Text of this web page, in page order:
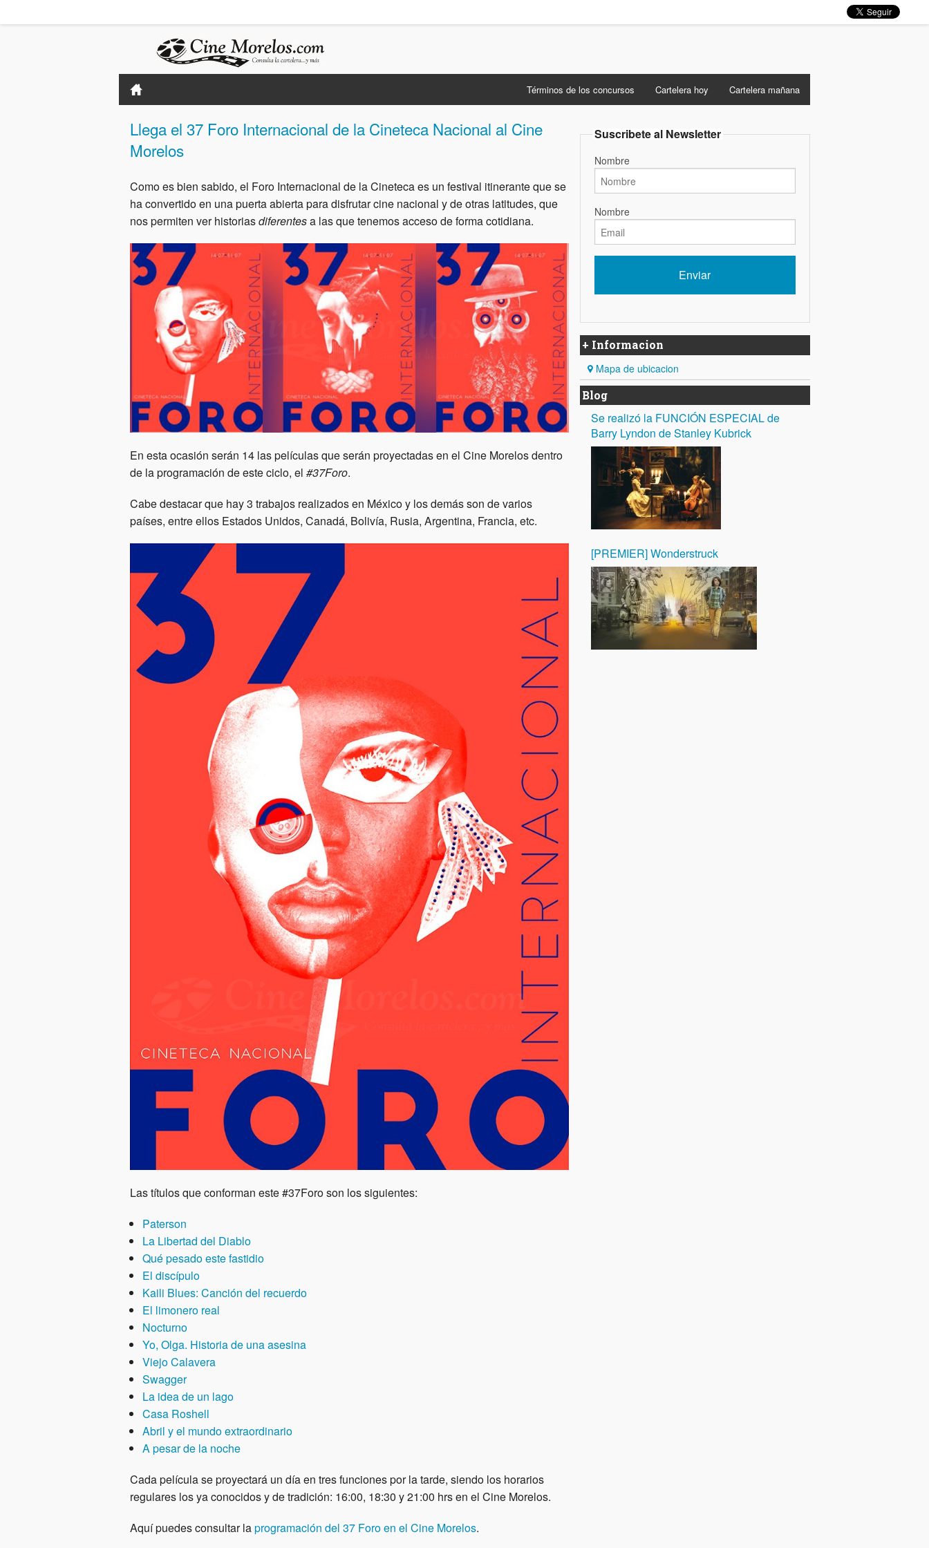
Términos de los concursos Cartelera hoy Cartelera mañana
Llega el 37 Foro Internacional de la Cineteca Nacional al Cine
Morelos
Como es bien sabido, el Foro Internacional de la Cineteca es un festival itinerante que se
ha convertido en una puerta abierta para disfrutar cine nacional y de otras latitudes, que
nos permiten ver historiasdiferentesa las que tenemos acceso de forma cotidiana.
En esta ocasión serán 14 las películas que serán proyectadas en el Cine Morelos dentro
de la programación de este ciclo, el #37Foro.
Cabe destacar que hay 3 trabajos realizados en México y los demás son de varios
países, entre ellos Estados Unidos, Canadá, Bolivía, Rusia, Argentina, Francia, etc.
Las títulos que conforman este #37Foro son los siguientes:
Paterson
La Libertad del Diablo
Qué pesado este fastidio
El discípulo
Kaili Blues: Canción del recuerdo
El limonero real
Nocturno
Yo, Olga. Historia de una asesina
Viejo Calavera
Swagger
La idea de un lago
Casa Roshell
Abril y el mundo extraordinario
A pesar de la noche
Cada película se proyectará un día en tres funciones por la tarde, siendo los horarios
regulares los ya conocidos y de tradición: 16:00, 18:30 y 21:00 hrs en el Cine Morelos.
Aquí puedes consultar laprogramación del 37 Foro en el Cine Morelos.
Suscribete al Newsletter
Nombre
Nombre
+ Informacion
Mapa de ubicacion
Blog
Se realizó la FUNCIÓN ESPECIAL de
Barry Lyndon de Stanley Kubrick
[PREMIER] Wonderstruck